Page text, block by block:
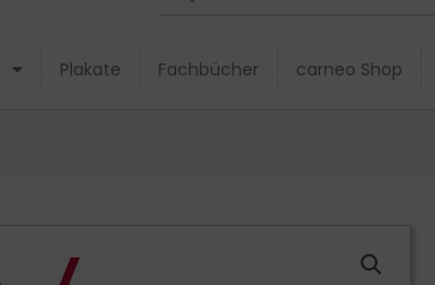
Plakate Fachbücher carneo Shop
Plakate Fachbücher carneo Shop